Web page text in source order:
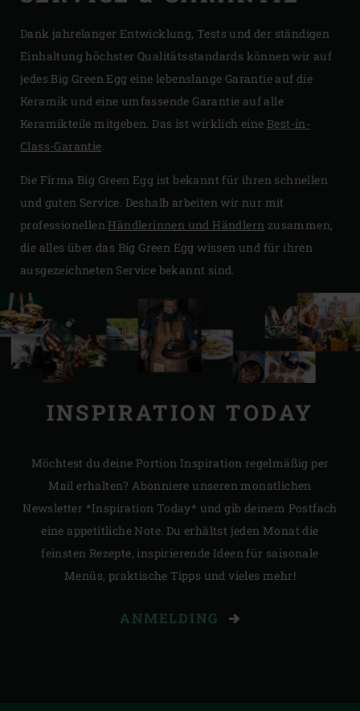
Dank jahrelanger Entwicklung, Tests und der ständigen
Einhaltung höchster Qualitätsstandards können wir auf
jedes Big Green Egg eine lebenslange Garantie auf die
Keramik und eine umfassende Garantie auf alle
Keramikteile mitgeben. Das ist wirklich eine Best-in-
Class-Garantie.
Die Firma Big Green Egg ist bekannt für ihren schnellen
und guten Service. Deshalb arbeiten wir nur mit
professionellenHändlerinnen und Händlern zusammen,
die alles über das Big Green Egg wissen und für ihren
ausgezeichneten Service bekannt sind.
INSPIRATION TODAY
Möchtest du deine Portion Inspiration regelmäßig per
Mail erhalten? Abonniere unseren monatlichen
Newsletter *Inspiration Today* und gib deinem Postfach
eine appetitliche Note. Du erhältst jeden Monat die
feinsten Rezepte, inspirierende Ideen für saisonale
Menüs, praktische Tipps und vieles mehr!
ANMELDING